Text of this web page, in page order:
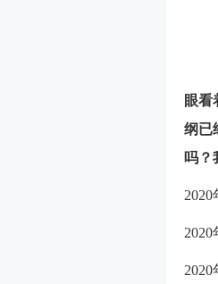
眼看
纲已
吗？